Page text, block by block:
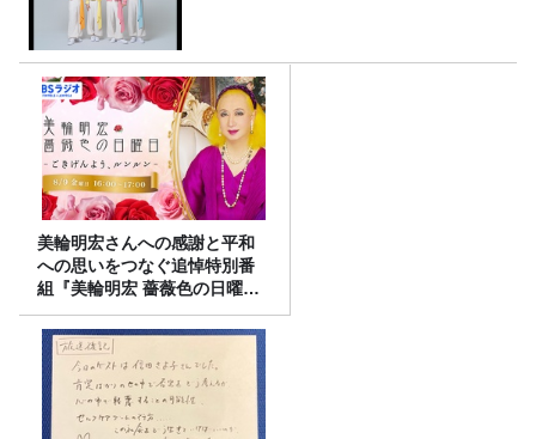
美輪明宏さんへの感謝と平和
への思いをつなぐ追悼特別番
組『美輪明宏 薔薇色の日曜日
～ごきげんよう、ルンルン
～』8/9（日）16時放送